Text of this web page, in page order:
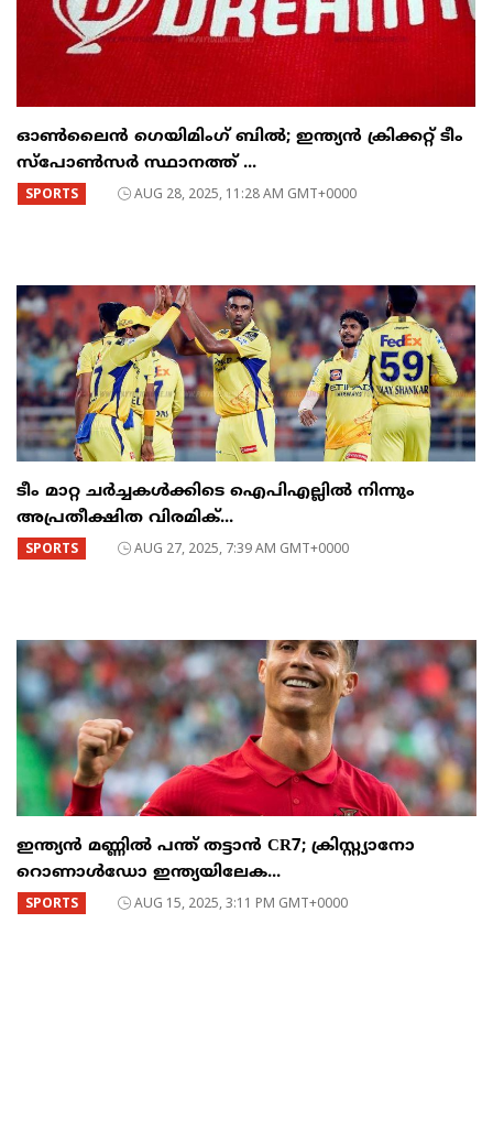
ഓൺലൈൻ ഗെയിമിംഗ് ബിൽ; ഇന്ത്യൻ ക്രിക്കറ്റ് ടീം
സ്പോണ്‍സര്‍ സ്ഥാനത്ത് ...
SPORTS AUG 28, 2025, 11:28 AM GMT+0000
ടീം മാറ്റ ചര്‍ച്ചകള്‍ക്കിടെ ഐപിഎല്ലില്‍ നിന്നും
അപ്രതീക്ഷിത വിരമിക്...
SPORTS AUG 27, 2025, 7:39 AM GMT+0000
ഇന്ത്യൻ മണ്ണിൽ പന്ത് തട്ടാൻ CR7; ക്രിസ്റ്റ്യാനോ
റൊണാൾഡോ ഇന്ത്യയിലേക...
SPORTS AUG 15, 2025, 3:11 PM GMT+0000